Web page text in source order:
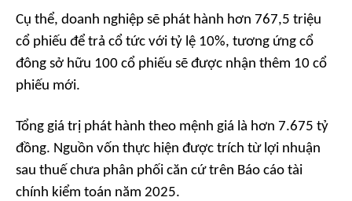
Cụ thể, doanh nghiệp sẽ phát hành hơn 767,5 triệu
cổ phiếu để trả cổ tức với tỷ lệ 10%, tương ứng cổ
đông sở hữu 100 cổ phiếu sẽ được nhận thêm 10 cổ
phiếu mới.
Tổng giá trị phát hành theo mệnh giá là hơn 7.675 tỷ
đồng. Nguồn vốn thực hiện được trích từ lợi nhuận
sau thuế chưa phân phối căn cứ trên Báo cáo tài
chính kiểm toán năm 2025.